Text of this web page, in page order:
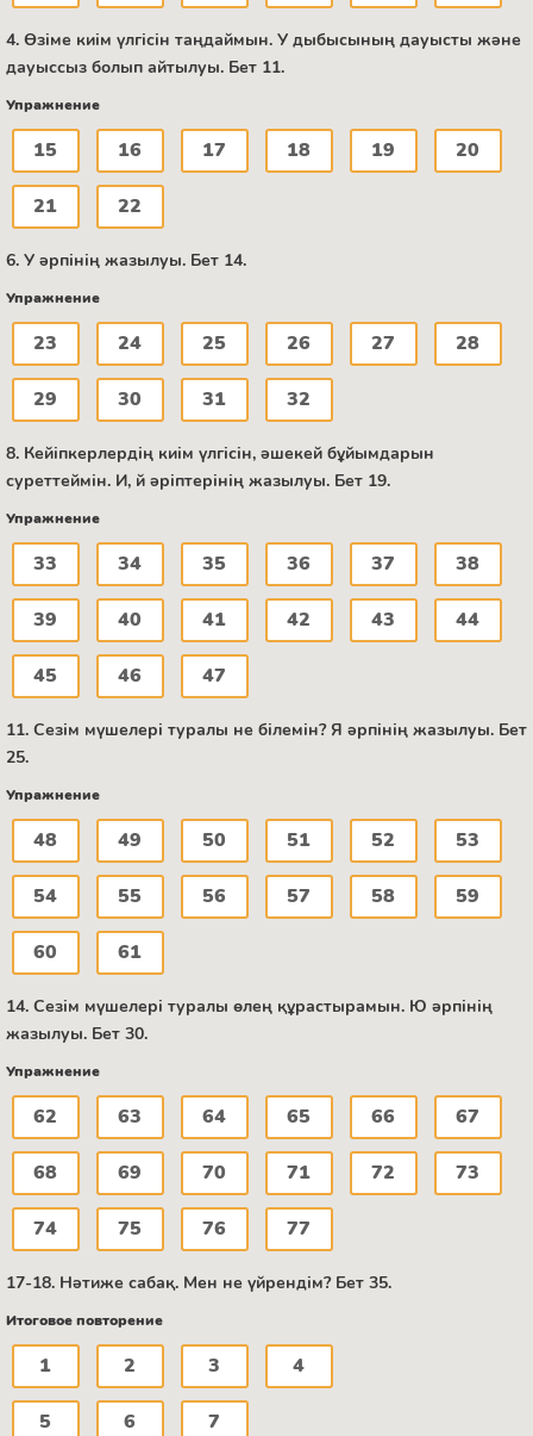
4. Өзіме киім үлгісін таңдаймын. У дыбысының дауысты және
дауыссыз болып айтылуы. Бет 11.
Упражнение
15 16 17 18 19 20
21 22
6. У әрпінің жазылуы. Бет 14.
Упражнение
23 24 25 26 27 28
29 30 31 32
8. Кейіпкерлердің киім үлгісін, әшекей бұйымдарын
суреттеймін. И, й әріптерінің жазылуы. Бет 19.
Упражнение
33 34 35 36 37 38
39 40 41 42 43 44
45 46 47
11. Сезім мүшелері туралы не білемін? Я әрпінің жазылуы. Бет
25.
Упражнение
48 49 50 51 52 53
54 55 56 57 58 59
60 61
14. Сезім мүшелері туралы өлең құрастырамын. Ю әрпінің
жазылуы. Бет 30.
Упражнение
62 63 64 65 66 67
68 69 70 71 72 73
74 75 76 77
17-18. Нәтиже сабақ. Мен не үйрендім? Бет 35.
Итоговое повторение
1 2 3 4
5 6 7